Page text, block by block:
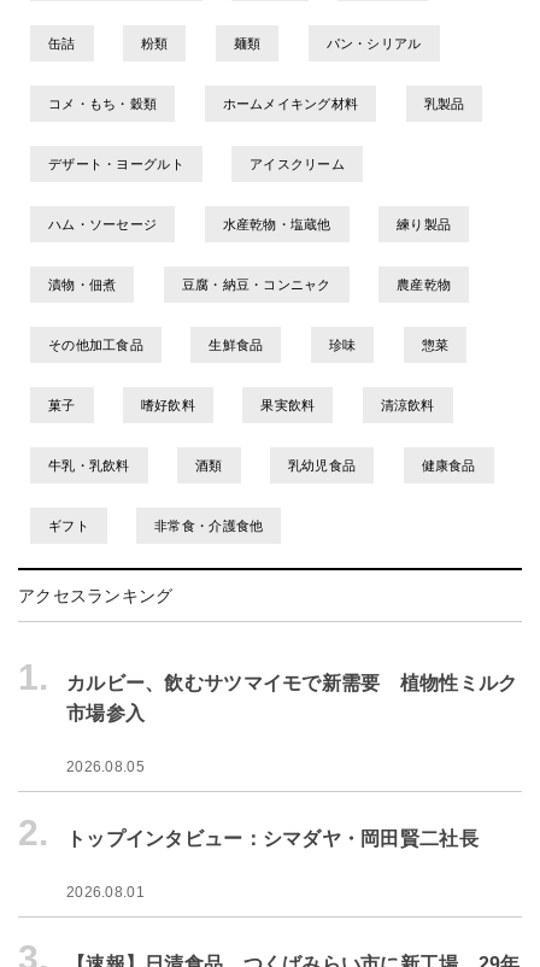
缶詰 粉類 麺類 パン・シリアル
コメ・もち・穀類 ホームメイキング材料 乳製品
デザート・ヨーグルト アイスクリーム
ハム・ソーセージ 水産乾物・塩蔵他 練り製品
漬物・佃煮 豆腐・納豆・コンニャク 農産乾物
その他加工食品 生鮮食品 珍味 惣菜
菓子 嗜好飲料 果実飲料 清涼飲料
牛乳・乳飲料 酒類 乳幼児食品 健康食品
ギフト 非常食・介護食他
アクセスランキング
1.
カルビー、飲むサツマイモで新需要 植物性ミルク
市場参入
2026.08.05
2. トップインタビュー：シマダヤ・岡田賢二社長
2026.08.01
3.